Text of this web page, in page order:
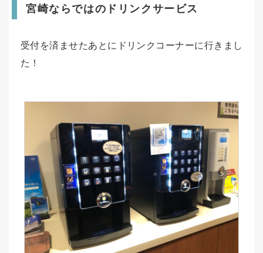
宮崎ならではのドリンクサービス
受付を済ませたあとにドリンクコーナーに行きまし
た！